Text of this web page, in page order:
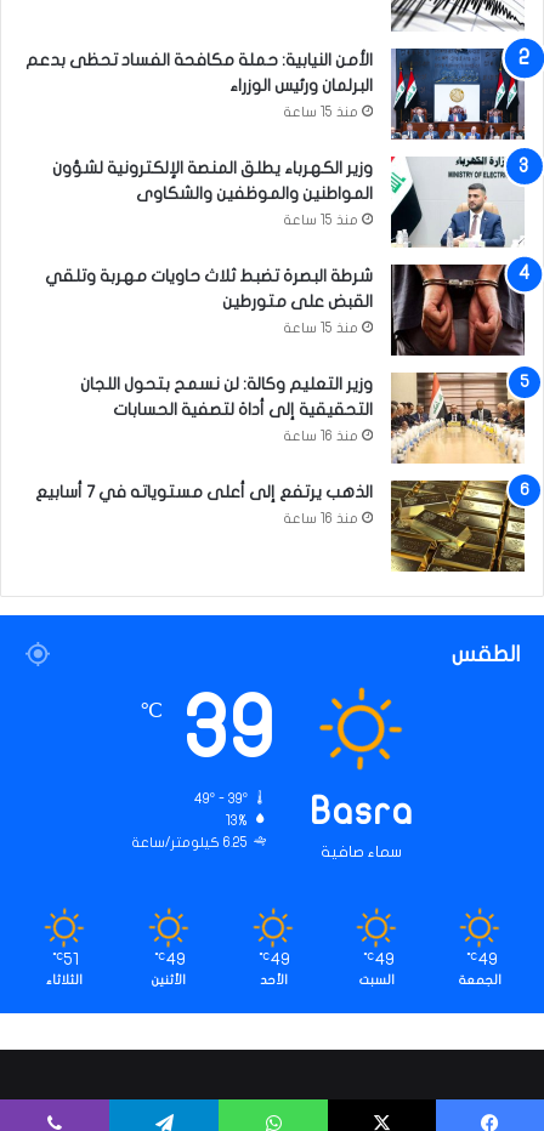
ى
ا
ل
ف
ا
ئ
الأمن النيابية: حملة مكافحة الفساد تحظى بدعم
البرلمان ورئيس الوزراء
منذ 15 ساعة
وزير الكهرباء يطلق المنصة الإلكترونية لشؤون
المواطنين والموظفين والشكاوى
منذ 15 ساعة
شرطة البصرة تضبط ثلاث حاويات مهربة وتلقي
القبض على متورطين
منذ 15 ساعة
وزير التعليم وكالة: لن نسمح بتحول اللجان
التحقيقية إلى أداة لتصفية الحسابات
منذ 16 ساعة
الذهب يرتفع إلى أعلى مستوياته في 7 أسابيع
منذ 16 ساعة
الطقس
Basra
سماء صافية
39
℃
49º - 39º
13%
6.25 كيلومتر/ساعة
49
℃
الجمعة
49
℃
السبت
49
℃
الأحد
49
℃
الأثنين
51
℃
الثلاثاء